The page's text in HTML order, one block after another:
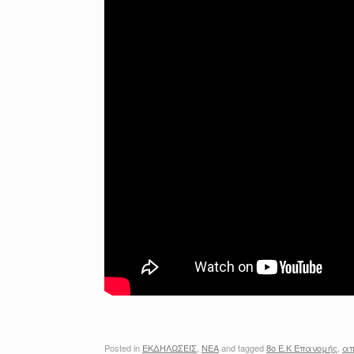
Posted in ΕΚΔΗΛΩΣΕΙΣ ΝΕΑand tagged8ο Ε.Κ Επανομής